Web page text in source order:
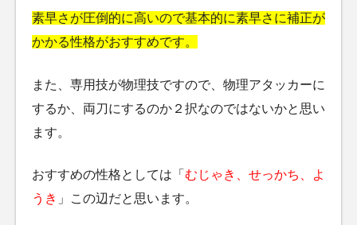
素早さが圧倒的に高いので基本的に素早さに補正が
かかる性格がおすすめです。
また、専用技が物理技ですので、物理アタッカーに
するか、両刀にするのか２択なのではないかと思い
ます。
おすすめの性格としては「 むじゃき、せっかち、よ
うき 」この辺だと思います。